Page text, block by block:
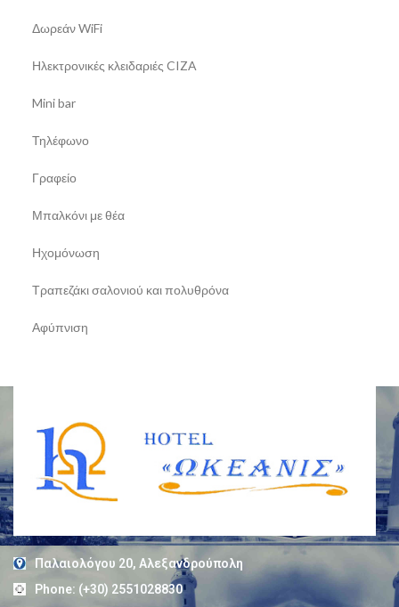
Δωρεάν WiFi
Ηλεκτρονικές κλειδαριές CIZA
Mini bar
Τηλέφωνο
Γραφείο
Μπαλκόνι με θέα
Ηχομόνωση
Τραπεζάκι σαλονιού και πολυθρόνα
Αφύπνιση
Παλαιολόγου 20, Αλεξανδρούπολη
Phone: (+30) 2551028830